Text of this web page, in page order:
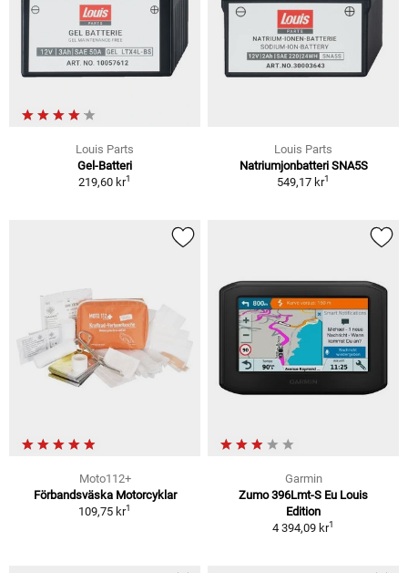
Louis Parts
Gel-Batteri
219,60 kr1
Louis Parts
Natriumjonbatteri SNA5S
549,17 kr1
Moto112+
Förbandsväska Motorcyklar
109,75 kr1
Garmin
Zumo 396Lmt-S Eu Louis
Edition
4 394,09 kr1